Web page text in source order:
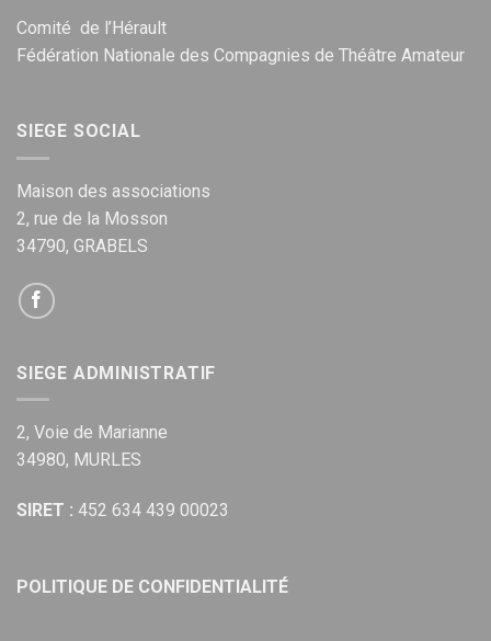
Comité de l’Hérault
Fédération Nationale des Compagnies de Théâtre Amateur
SIEGE SOCIAL
Maison des associations
2, rue de la Mosson
34790, GRABELS
SIEGE ADMINISTRATIF
2, Voie de Marianne
34980, MURLES
SIRET : 452 634 439 00023
POLITIQUE DE CONFIDENTIALITÉ